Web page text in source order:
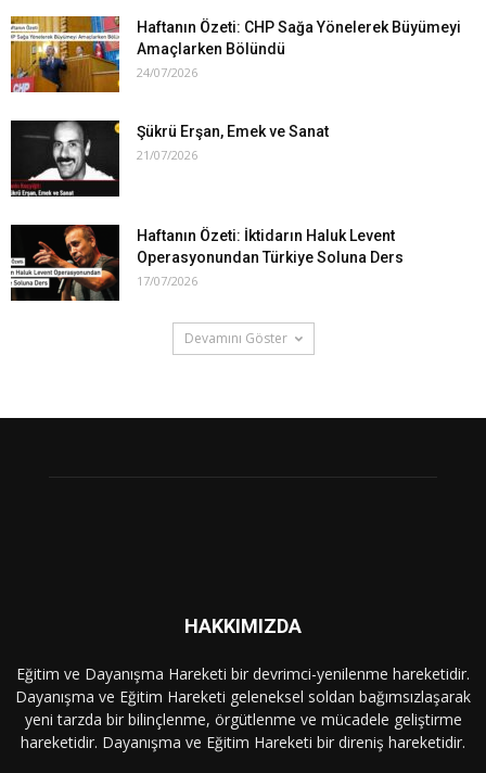
Haftanın Özeti: CHP Sağa Yönelerek Büyümeyi
Amaçlarken Bölündü
24/07/2026
Şükrü Erşan, Emek ve Sanat
21/07/2026
Haftanın Özeti: İktidarın Haluk Levent
Operasyonundan Türkiye Soluna Ders
17/07/2026
Devamını Göster
HAKKIMIZDA
Eğitim ve Dayanışma Hareketi bir devrimci-yenilenme hareketidir.
Dayanışma ve Eğitim Hareketi geleneksel soldan bağımsızlaşarak
yeni tarzda bir bilinçlenme, örgütlenme ve mücadele geliştirme
hareketidir. Dayanışma ve Eğitim Hareketi bir direniş hareketidir.